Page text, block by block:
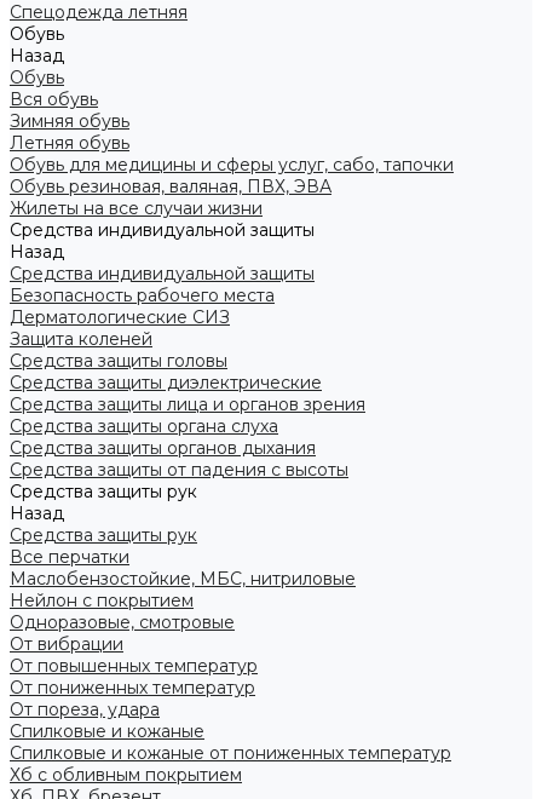
Спецодежда летняя
Обувь
Назад
Обувь
Вся обувь
Зимняя обувь
Летняя обувь
Обувь для медицины и сферы услуг, сабо, тапочки
Обувь резиновая, валяная, ПВХ, ЭВА
Жилеты на все случаи жизни
Средства индивидуальной защиты
Назад
Средства индивидуальной защиты
Безопасность рабочего места
Дерматологические СИЗ
Защита коленей
Средства защиты головы
Средства защиты диэлектрические
Средства защиты лица и органов зрения
Средства защиты органа слуха
Средства защиты органов дыхания
Средства защиты от падения с высоты
Средства защиты рук
Назад
Средства защиты рук
Все перчатки
Маслобензостойкие, МБС, нитриловые
Нейлон с покрытием
Одноразовые, смотровые
От вибрации
От повышенных температур
От пониженных температур
От пореза, удара
Спилковые и кожаные
Спилковые и кожаные от пониженных температур
Хб с обливным покрытием